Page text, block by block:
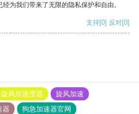
为我们带来了无限的隐私保护和自由。
支持[0] 反对[0]
旋风加速度器
旋风加速
器
狗急加速器官网